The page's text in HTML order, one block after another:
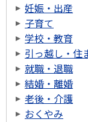
妊娠・出産
子育て
学校・教育
引っ越し・住
就職・退職
結婚・離婚
老後・介護
おくやみ